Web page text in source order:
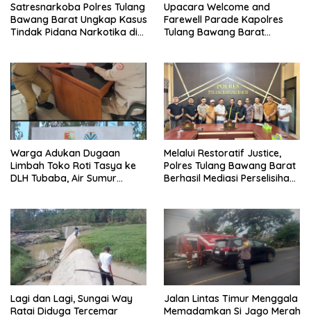
Satresnarkoba Polres Tulang
Bawang Barat Ungkap Kasus
Tindak Pidana Narkotika di
Upacara Welcome and
Farewell Parade Kapolres
Tulang Bawang Barat
Warga Adukan Dugaan
Limbah Toko Roti Tasya ke
DLH Tubaba, Air Sumur
Melalui Restoratif Justice,
Polres Tulang Bawang Barat
Berhasil Mediasi Perselisihan
Lagi dan Lagi, Sungai Way
Ratai Diduga Tercemar
Jalan Lintas Timur Menggala
Memadamkan Si Jago Merah